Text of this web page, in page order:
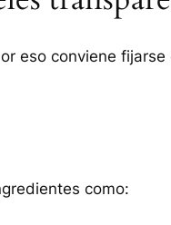
eso conviene
como: